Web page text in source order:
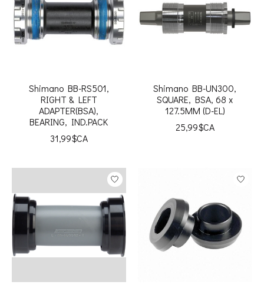
Shimano BB-RS501,
RIGHT & LEFT
ADAPTER(BSA),
BEARING, IND.PACK
31,99$CA
Shimano BB-UN300,
SQUARE, BSA, 68 x
127.5MM (D-EL)
25,99$CA